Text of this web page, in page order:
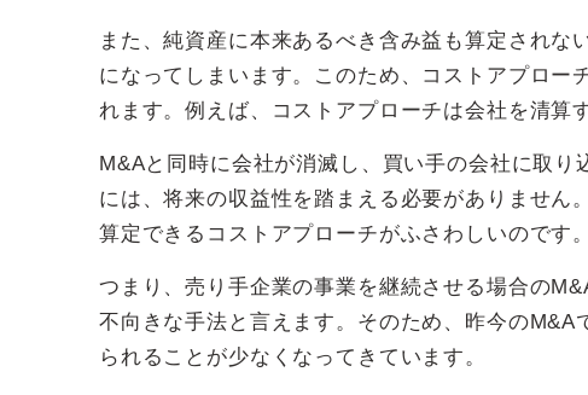
また、純資産に本来あるべき含み益も算定され
になってしまいます。このため、コストアプロー
れます。例えば、コストアプローチは会社を清算
M&Aと同時に会社が消滅し、買い手の会社に取
には、将来の収益性を踏まえる必要がありません
算定できるコストアプローチがふさわしいのです。
つまり、売り手企業の事業を継続させる場合の
不向きな手法と言えます。そのため、昨今の
られることが少なくなってきています。